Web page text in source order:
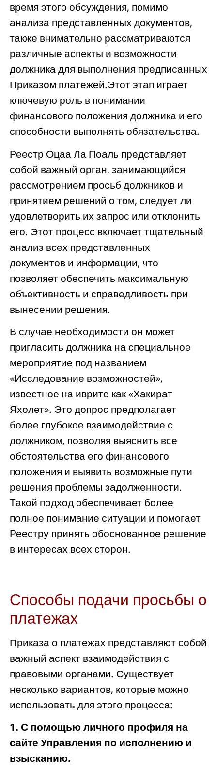
время этого обсуждения, помимо
анализа представленных документов,
также внимательно рассматриваются
различные аспекты и возможности
должника для выполнения предписанных
Приказом платежей.Этот этап играет
ключевую роль в понимании
финансового положения должника и его
способности выполнять обязательства.
Реестр Оцаа Ла Поаль представляет
собой важный орган, занимающийся
рассмотрением просьб должников и
принятием решений о том, следует ли
удовлетворить их запрос или отклонить
его. Этот процесс включает тщательный
анализ всех представленных
документов и информации, что
позволяет обеспечить максимальную
объективность и справедливость при
вынесении решения.
В случае необходимости он может
пригласить должника на специальное
мероприятие под названием
«Исследование возможностей»,
известное на иврите как «Хакират
Яхолет». Это допрос предполагает
более глубокое взаимодействие с
должником, позволяя выяснить все
обстоятельства его финансового
положения и выявить возможные пути
решения проблемы задолженности.
Такой подход обеспечивает более
полное понимание ситуации и помогает
Реестру принять обоснованное решение
в интересах всех сторон.
Способы подачи просьбы о
платежах
Приказа о платежах представляют собой
важный аспект взаимодействия с
правовыми органами. Существует
несколько вариантов, которые можно
использовать для этого процесса:
1. С помощью личного профиля на
сайте Управления по исполнению и
взысканию.